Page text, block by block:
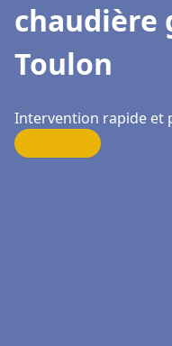
chaudière
Toulon
Intervention rapide et